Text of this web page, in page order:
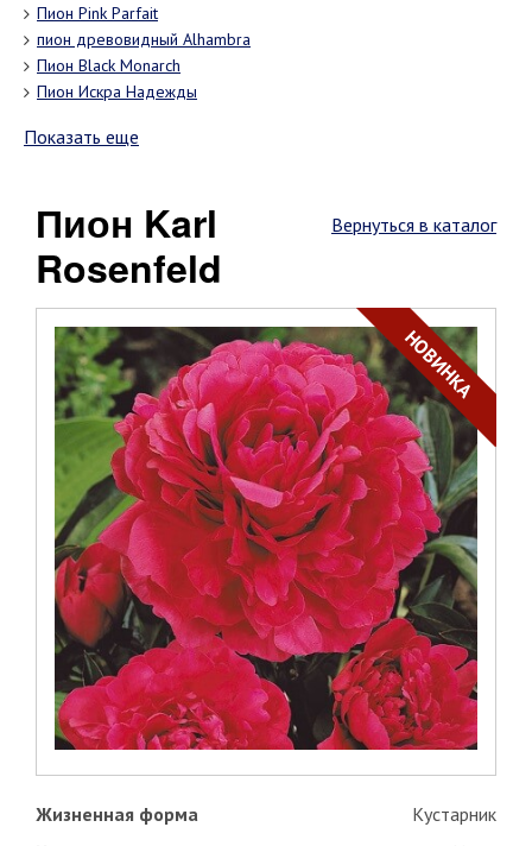
Пион Pink Parfait
пион древовидный Alhambra
Пион Black Monarch
Пион Искра Надежды
Показать еще
Вернуться в каталог
Пион Karl
Rosenfeld
НОВИНКА
Жизненная форма
Кустарник